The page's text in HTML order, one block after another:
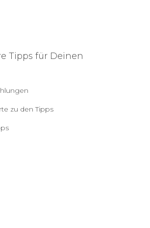
Tipps für Deinen
zu den Tipps